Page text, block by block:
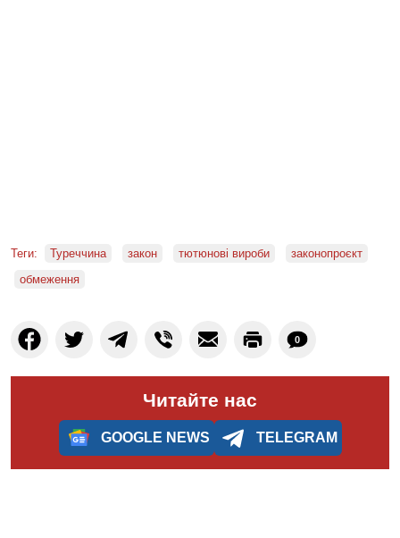
Теги: Туреччина закон тютюнові вироби
законопроєкт
обмеження
0
Читайте нас
GOOGLE NEWS TELEGRAM